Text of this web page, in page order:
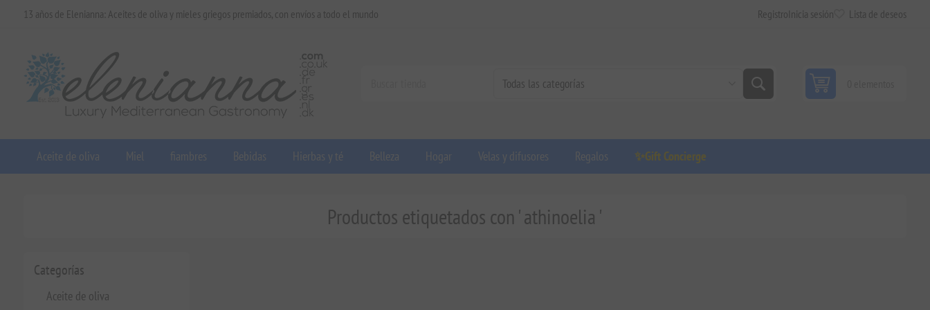
13 años de Elenianna: Aceites de oliva y mieles griegos premiados, con envíos a todo el mundo Registro Inicia sesión Lista de deseos
Aceite de oliva Miel fiambres Bebidas Hierbas y té Belleza Hogar Velas y difusores Regalos ✨Gift Concierge
Categorías
Aceite de oliva
Productos etiquetados con ' athinoelia '